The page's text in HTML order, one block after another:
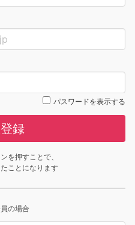
パスワードを表示する
録
を押すことで、
ことになります
の場合